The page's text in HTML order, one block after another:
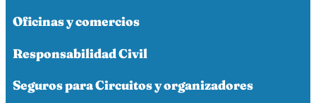
Oficinas y comercios
Responsabilidad Civil
Seguros para Circuitos y organizadores